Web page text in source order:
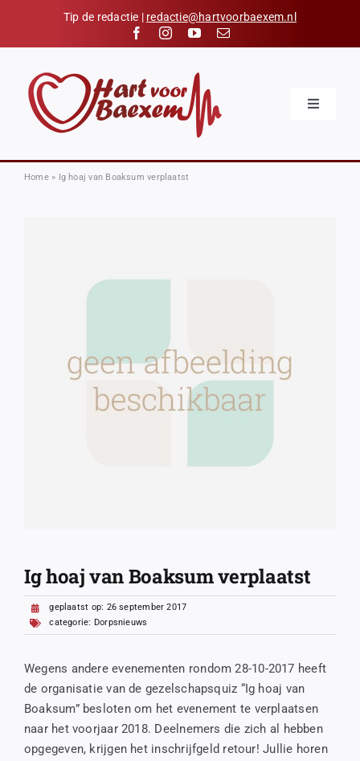
content
Tip de redactie | redactie@hartvoorbaexem.nl
Toggle
Nieuws
Home» Ig hoaj van Boaksum verplaatst
Ig hoaj van Boaksum verplaatst
geplaatst op: 26 september 2017
categorie: Dorpsnieuws
Wegens andere evenementen rondom 28-10-2017 heeft
de organisatie van de gezelschapsquiz “Ig hoaj van
Boaksum” besloten om het evenement te verplaatsen
naar het voorjaar 2018. Deelnemers die zich al hebben
opgegeven, krijgen het inschrijfgeld retour! Jullie horen